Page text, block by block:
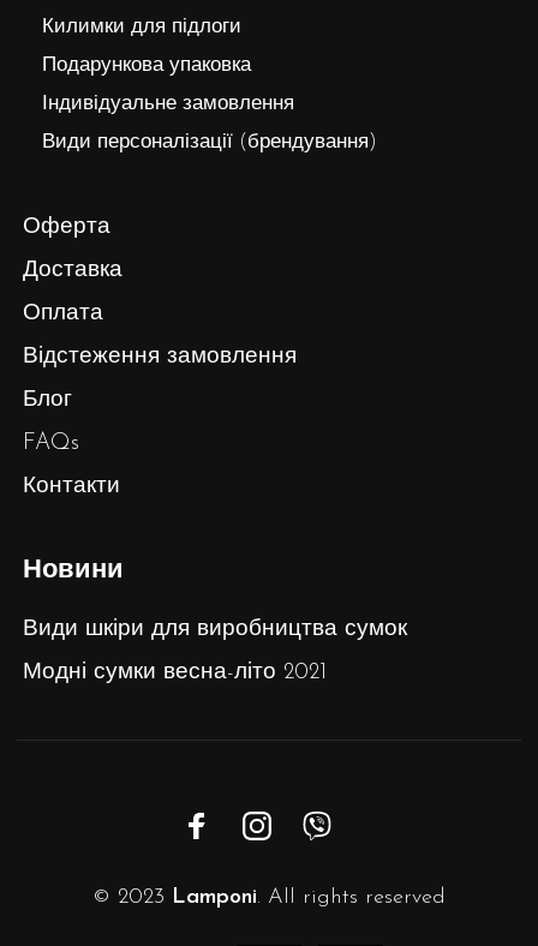
Килимки для підлоги
Подарункова упаковка
Індивідуальне замовлення
Види персоналізації (брендування)
Оферта
Доставка
Оплата
Відстеження замовлення
Блог
FAQs
Контакти
Новини
Види шкіри для виробництва сумок
Модні сумки весна-літо 2021
© 2023 Lamponi. All rights reserved